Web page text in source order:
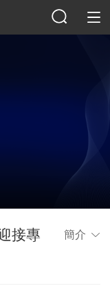
接專
簡介